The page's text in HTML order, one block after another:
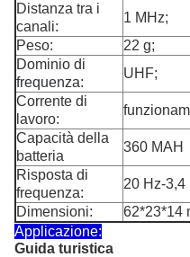
Distanza tra i
canali:
1 MHz;
Peso:
22 g;
Dominio di
frequenza:
UHF;
Corrente di
lavoro:
Capacità della
batteria
360 MAH
Risposta di
frequenza:
20 Hz-3,4
Dimensioni:
62*23*14
Applicazione:
Guida turistica